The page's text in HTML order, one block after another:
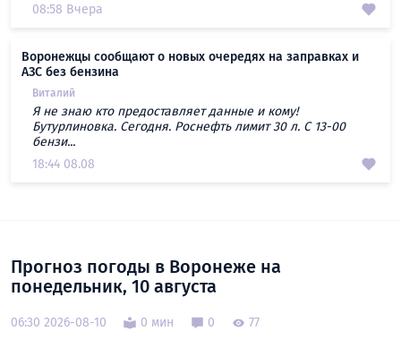
08:58 Вчера
Воронежцы сообщают о новых очередях на заправках и
АЗС без бензина
Виталий
Я не знаю кто предоставляет данные и кому!
Бутурлиновка. Сегодня. Роснефть лимит 30 л. С 13-00
бензи...
18:44 08.08
Прогноз погоды в Воронеже на
понедельник, 10 августа
06:30 2026-08-10 0 мин 0 77